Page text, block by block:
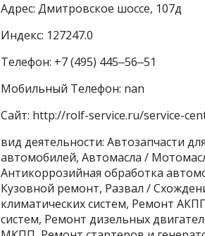
Адрес: Дмитровское шоссе, 107д
Индекс: 127247.0
Телефон: +7 (495) 445‒56‒51
Мобильный Телефон: nan
Сайт: http://rolf-service.ru/service-
вид деятельности: Автозапчасти
автомобилей, Автомасла /
Антикоррозийная обработка
Кузовной ремонт, Развал /
климатических систем, Ремонт
систем, Ремонт дизельных